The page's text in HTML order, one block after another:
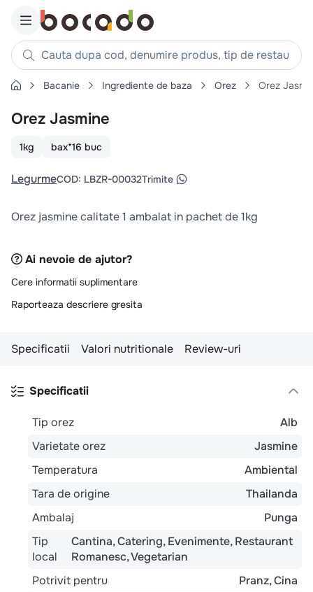
Cauta dupa cod, denumire produs, tip de restaurant,
Căutări populare
1. cartofi
.
piept pui
4. chifle
7. aripi
8
ceafa
9
croissant
Bacanie Ingrediente de baza Orez Orez
Orez Jasmine
1kg bax*16 buc
LegurmeCOD: LBZR-00032Trimite
Orez jasmine calitate 1 ambalat in pachet de 1kg
Ai nevoie de ajutor?
Cere informatii suplimentare
Raporteaza descriere gresita
Specificatii Valori nutritionale Review-uri
Specificatii
Tip orez
Alb
Varietate orez
Jasmine
Temperatura
Ambiental
Tara de origine
Thailanda
Ambalaj
Punga
Tip
local
Cantina Catering Evenimente Restaurant
Romanesc Vegetarian
Potrivit pentru
Pranz Cina